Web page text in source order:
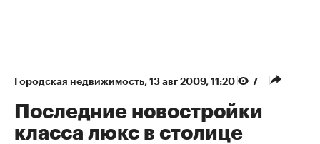
Городская недвижимость⁠, 13 авг 2009, 11:20 7
Последние новостройки
класса люкс в столице